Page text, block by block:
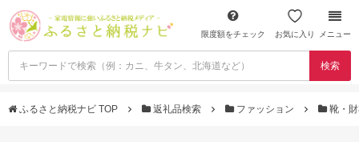
限度額をチェック お気に入り メニュー
検索
ふるさと納税ナビ TOP 返礼品検索 ファッション 靴・